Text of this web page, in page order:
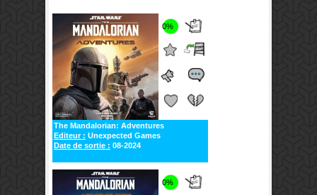
0%
The Mandalorian: Adventures
Editeur : Unexpected Games
Date de sortie : 08-2024
0%